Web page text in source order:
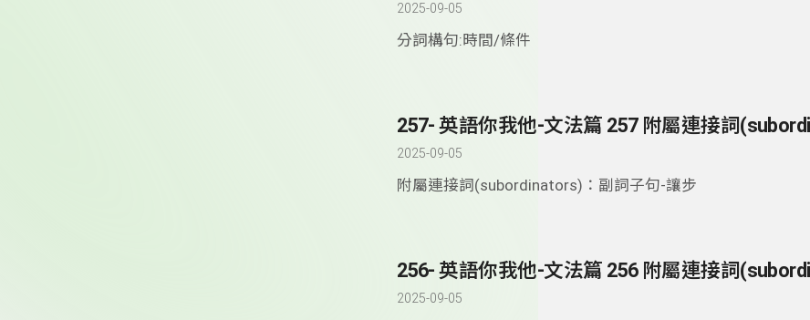
2025-09-05
分詞構句:時間/條件
2025-09-05
附屬連接詞(subordinators)：副詞子句-讓步
2025-09-05